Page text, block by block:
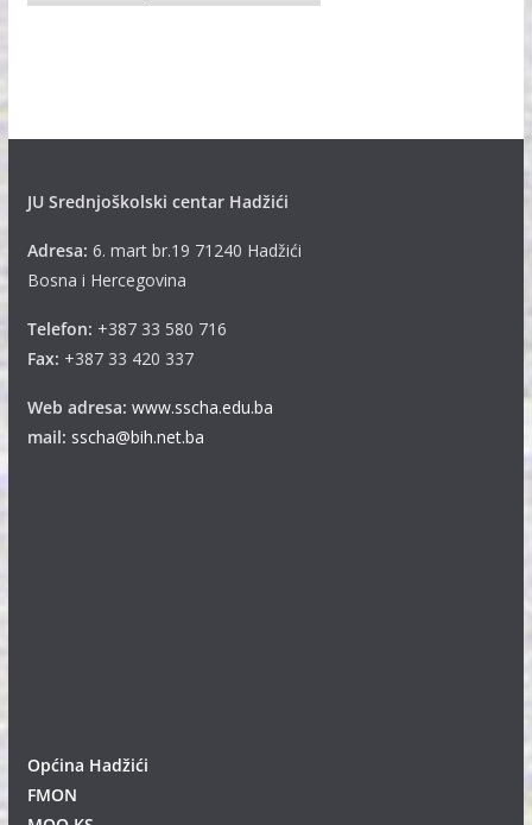
r
JU Srednjoškolski centar Hadžići
Adresa: 6. mart br.19 71240 Hadžići
Bosna i Hercegovina
Telefon: +387 33 580 716
Fax: +387 33 420 337
Web adresa: www.sscha.edu.ba
mail: sscha@bih.net.ba
Općina Hadžići
FMON